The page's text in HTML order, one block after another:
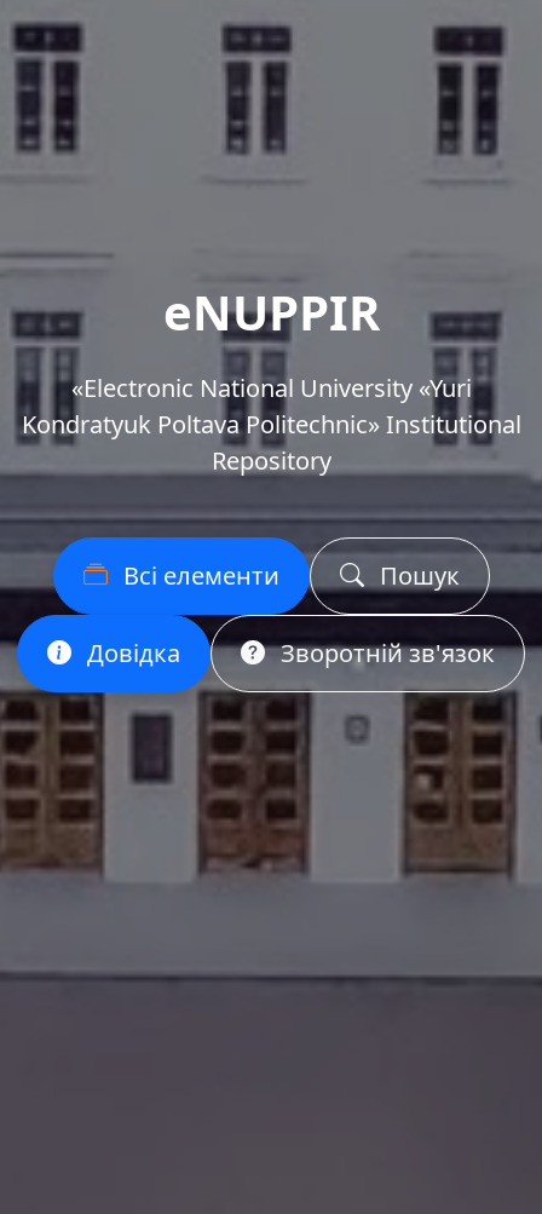
eNUPPIR
«Еlectronic National University «Yuri
Kondratyuk Poltava Politechnic» Institutional
Repository
Всі елементи Пошук
Довідка Зворотній зв'язок